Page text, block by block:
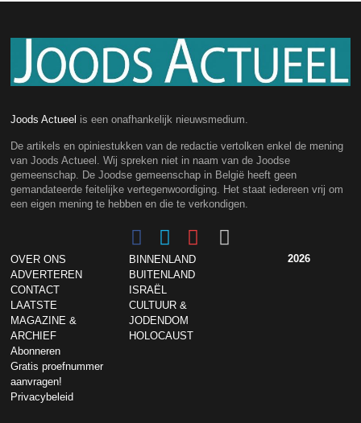
Joods Actueel is een onafhankelijk nieuwsmedium.
De artikels en opiniestukken van de redactie vertolken enkel de mening
van Joods Actueel. Wij spreken niet in naam van de Joodse
gemeenschap. De Joodse gemeenschap in België heeft geen
gemandateerde feitelijke vertegenwoordiging. Het staat iedereen vrij om
een eigen mening te hebben en die te verkondigen.
OVER ONS
ADVERTEREN
CONTACT
LAATSTE
MAGAZINE &
ARCHIEF
Abonneren
Gratis proefnummer
aanvragen!
Privacybeleid
BINNENLAND
BUITENLAND
ISRAËL
CULTUUR &
JODENDOM
HOLOCAUST
2026